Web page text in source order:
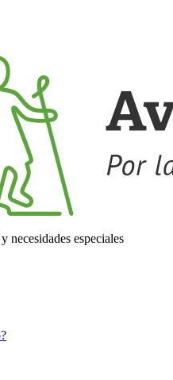
necesidades especiales